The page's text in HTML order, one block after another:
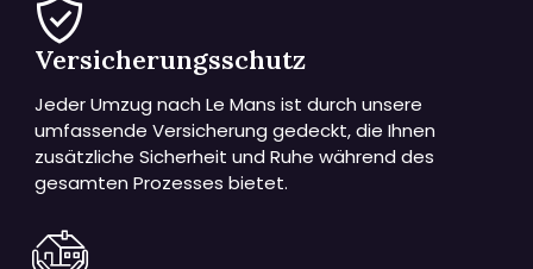
Versicherungsschutz
Jeder Umzug nach Le Mans ist durch unsere
umfassende Versicherung gedeckt, die Ihnen
zusätzliche Sicherheit und Ruhe während des
gesamten Prozesses bietet.